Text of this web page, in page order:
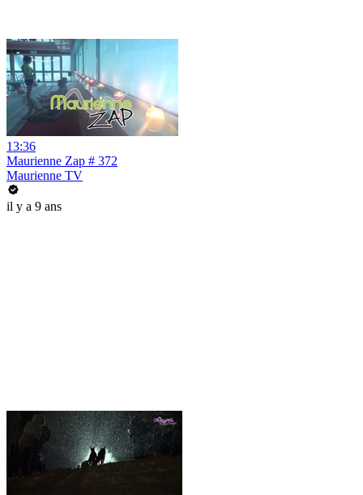
13:36
Maurienne Zap # 372
Maurienne TV
il y a 9 ans